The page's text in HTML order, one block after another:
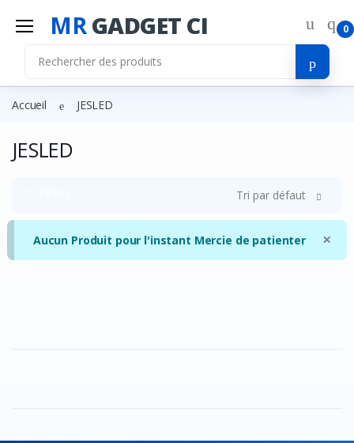
MRGADGET CI 0
Accueil JESLED
JESLED
Tri par défaut
×
Aucun Produit pour l'instant Mercie de patienter